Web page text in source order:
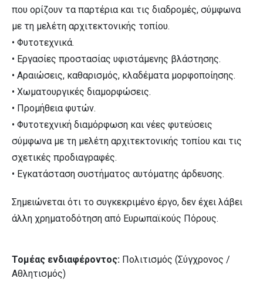
που ορίζουν τα παρτέρια και τις διαδρομές, σύμφωνα
με τη μελέτη αρχιτεκτονικής τοπίου.
• Φυτοτεχνικά.
• Εργασίες προστασίας υφιστάμενης βλάστησης.
• Αραιώσεις, καθαρισμός, κλαδέματα μορφοποίησης.
• Χωματουργικές διαμορφώσεις.
• Προμήθεια φυτών.
• Φυτοτεχνική διαμόρφωση και νέες φυτεύσεις
σύμφωνα με τη μελέτη αρχιτεκτονικής τοπίου και τις
σχετικές προδιαγραφές.
• Εγκατάσταση συστήματος αυτόματης άρδευσης.
Σημειώνεται ότι το συγκεκριμένο έργο, δεν έχει λάβει
άλλη χρηματοδότηση από Ευρωπαϊκούς Πόρους.
Τομέας ενδιαφέροντος: Πολιτισμός (Σύγχρονος /
Αθλητισμός)